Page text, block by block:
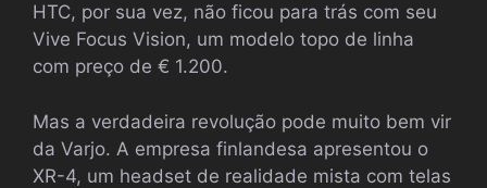
HTC, por sua vez, não ficou para trás com seu
Vive Focus Vision, um modelo topo de linha
com preço de € 1.200.
Mas a verdadeira revolução pode muito bem vir
da Varjo. A empresa finlandesa apresentou o
XR-4, um headset de realidade mista com telas